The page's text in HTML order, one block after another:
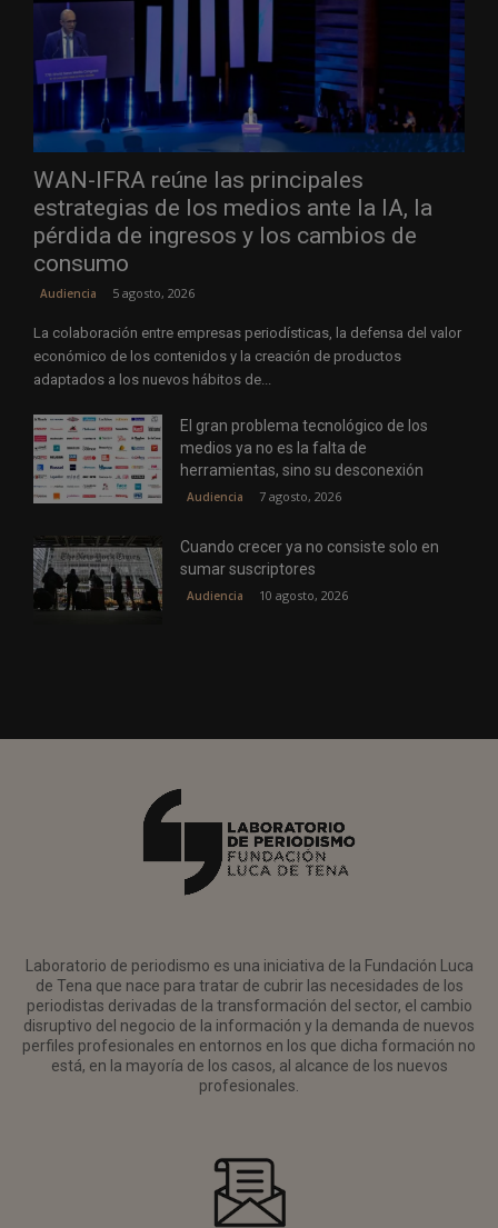
WAN-IFRA reúne las principales
estrategias de los medios ante la IA, la
pérdida de ingresos y los cambios de
consumo
Audiencia 5 agosto, 2026
La colaboración entre empresas periodísticas, la defensa del valor
económico de los contenidos y la creación de productos
adaptados a los nuevos hábitos de...
El gran problema tecnológico de los
medios ya no es la falta de
herramientas, sino su desconexión
Audiencia 7 agosto, 2026
Cuando crecer ya no consiste solo en
sumar suscriptores
Audiencia 10 agosto, 2026
Laboratorio de periodismo es una iniciativa de la Fundación Luca
de Tena que nace para tratar de cubrir las necesidades de los
periodistas derivadas de la transformación del sector, el cambio
disruptivo del negocio de la información y la demanda de nuevos
perfiles profesionales en entornos en los que dicha formación no
está, en la mayoría de los casos, al alcance de los nuevos
profesionales.